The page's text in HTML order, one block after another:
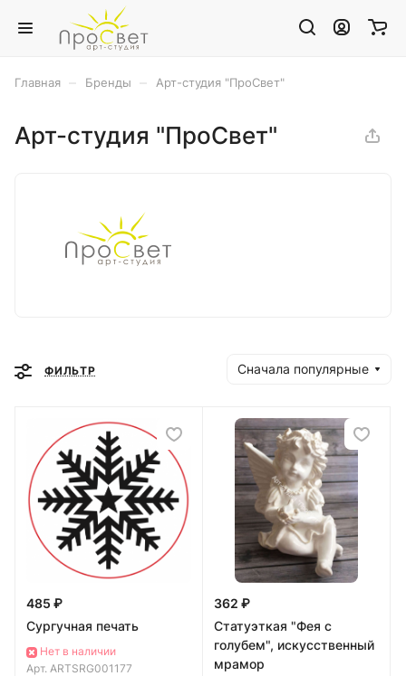
Главная Бренды Арт-студия "ПроСвет"
Арт-студия "ПроСвет"
ФИЛЬТР Сначала популярные
485 ₽
Сургучная печать
Нет в наличии
Арт. ARTSRG001177
362 ₽
Статуэткая "Фея с
голубем", искусственный
мрамор